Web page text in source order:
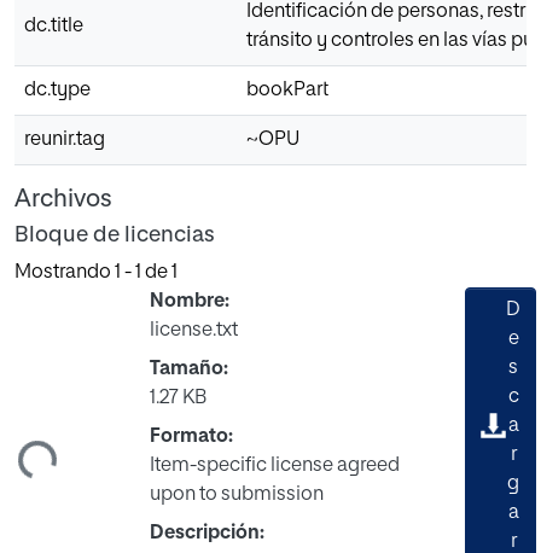
dc.title
Identificación de personas,
tránsito y controles en las vías
dc.type bookPart
reunir.tag ~OPU
Archivos
Bloque de licencias
Mostrando 1 - 1 de 1
Nombre:
license.txt
Tamaño:
1.27 KB
Formato:
Item-specific license agreed
upon to submission
Descripción:
D
e
s
c
a
r
g
a
r